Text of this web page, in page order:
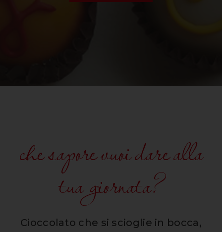
che sapore vuoi dare alla
tua giornata?
Cioccolato che si scioglie in bocca,